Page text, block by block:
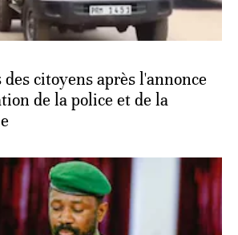
citoyens après l'annonce
de la police et de la